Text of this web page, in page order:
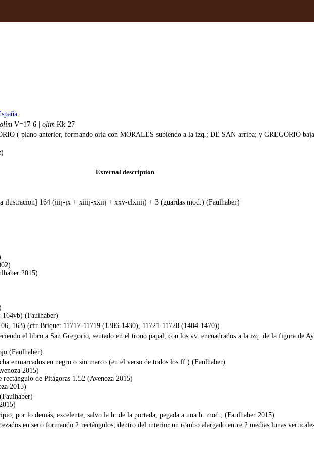
olim V=17-6 | olim Kk-27
( plano anterior, formando orla con MORALES subiendo a la izq.; DE SAN arriba; y GREGORIO
External description
ilustracion] 164 (iiij-jx + xiiij-xxiij + xxv-clxiiij) + 3 (guardas mod.) (Faulhaber)
2015)
(Faulhaber)
163) (cfr Briquet 11717-11719 (1386-1430), 11721-11728 (1404-1470))
el libro a San Gregorio, sentado en el trono papal, con los vv. encuadrados a la izq. de la figura de
(Faulhaber)
enmarcados en negro o sin marco (en el verso de todos los ff.) (Faulhaber)
2015)
de Pitágoras 1.52 (Avenoza 2015)
2015)
por lo demás, excelente, salvo la h. de la portada, pegada a una h. mod.; (Faulhaber 2015)
en seco formando 2 rectángulos; dentro del interior un rombo alargado entre 2 medias lunas